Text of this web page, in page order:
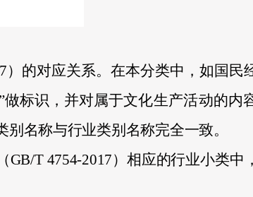
）的对应关系。在本分类中，如国民
做标识，并对属于文化生产活动的内
名称与行业类别名称完全一致。
GB/T 4754-2017）相应的行业小类中